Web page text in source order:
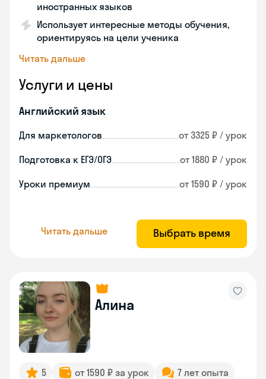
иностранных языков
Использует интересные методы обучения,
ориентируясь на цели ученика
Читать дальше
Услуги и цены
Английский язык
Для маркетологов от 3325 ₽ / урок
Подготовка к ЕГЭ/ОГЭ от 1880 ₽ / урок
Уроки премиум от 1590 ₽ / урок
Читать дальше Выбрать время
Алина
5 от 1590 ₽ за урок
7 лет опыта